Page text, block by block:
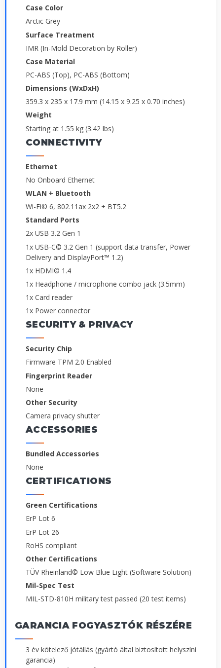
Case Color
Arctic Grey
Surface Treatment
IMR (In-Mold Decoration by Roller)
Case Material
PC-ABS (Top), PC-ABS (Bottom)
Dimensions (WxDxH)
359.3 x 235 x 17.9 mm (14.15 x 9.25 x 0.70 inches)
Weight
Starting at 1.55 kg (3.42 lbs)
CONNECTIVITY
Ethernet
No Onboard Ethernet
WLAN + Bluetooth
Wi-Fi© 6, 802.11ax 2x2 + BT5.2
Standard Ports
2x USB 3.2 Gen 1
1x USB-C© 3.2 Gen 1 (support data transfer, Power
Delivery and DisplayPort™ 1.2)
1x HDMI© 1.4
1x Headphone / microphone combo jack (3.5mm)
1x Card reader
1x Power connector
SECURITY & PRIVACY
Security Chip
Firmware TPM 2.0 Enabled
Fingerprint Reader
None
Other Security
Camera privacy shutter
ACCESSORIES
Bundled Accessories
None
CERTIFICATIONS
Green Certifications
ErP Lot 6
ErP Lot 26
RoHS compliant
Other Certifications
TÜV Rheinland© Low Blue Light (Software Solution)
Mil-Spec Test
MIL-STD-810H military test passed (20 test items)
GARANCIA FOGYASZTÓK RÉSZÉRE
3 év kötelező jótállás (gyártó által biztosított helyszíni
garancia)